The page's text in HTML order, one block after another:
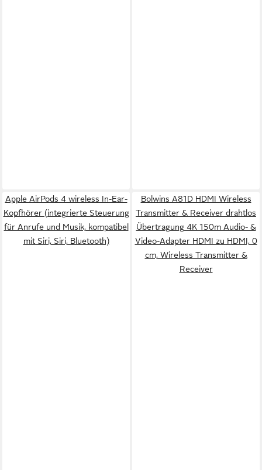
Apple AirPods 4 wireless In-Ear-
Kopfhörer (integrierte Steuerung
für Anrufe und Musik, kompatibel
mit Siri, Siri, Bluetooth)
Bolwins A81D HDMI Wireless
Transmitter & Receiver drahtlos
Übertragung 4K 150m Audio- &
Video-Adapter HDMI zu HDMI, 0
cm, Wireless Transmitter &
Receiver